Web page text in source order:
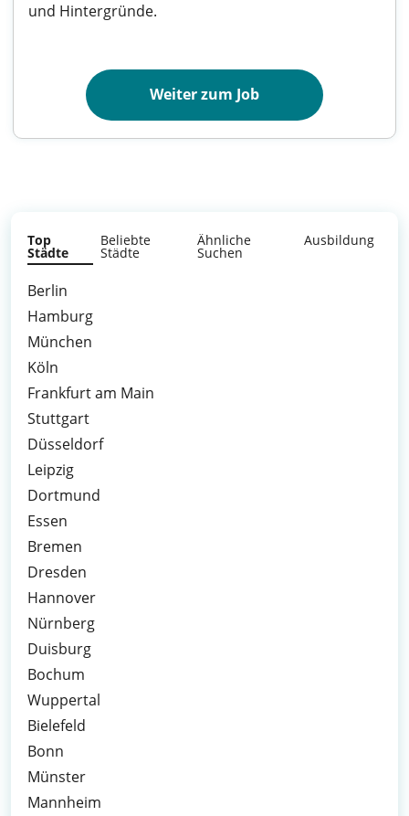
und Hintergründe.
Weiter zum Job
Top
Städte
Beliebte
Städte
Ähnliche
Suchen
Ausbildung
Berlin
Hamburg
München
Köln
Frankfurt am Main
Stuttgart
Düsseldorf
Leipzig
Dortmund
Essen
Bremen
Dresden
Hannover
Nürnberg
Duisburg
Bochum
Wuppertal
Bielefeld
Bonn
Münster
Mannheim